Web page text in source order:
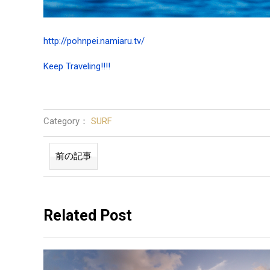
http://pohnpei.namiaru.tv/
Keep Traveling!!!!
Category： SURF
前の記事
Related Post